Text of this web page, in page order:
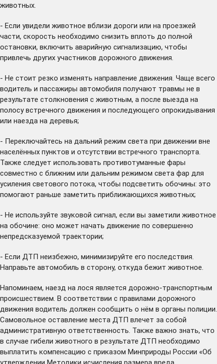
животных.
- Если увидели животное вблизи дороги или на проезжей
части, скорость необходимо снизить вплоть до полной
остановки, включить аварийную сигнализацию, чтобы
привлечь других участников дорожного движения.
- Не стоит резко изменять направление движения. Чаще всего
водитель и пассажиры автомобиля получают травмы не в
результате столкновения с животным, а после выезда на
полосу встречного движения и последующего опрокидывания
или наезда на деревья;
- Переключайтесь на дальний режим света при движении вне
населённых пунктов и отсутствии встречного транспорта.
Также следует использовать противотуманные фары
совместно с ближним или дальним режимом света фар для
усиления светового потока, чтобы подсветить обочины: это
помогают раньше заметить приближающихся животных;
- Не используйте звуковой сигнал, если вы заметили животное
на обочине: оно может начать движение по совершенно
непредсказуемой траектории;
- Если ДТП неизбежно, минимизируйте его последствия.
Направьте автомобиль в сторону, откуда бежит животное.
Напоминаем, наезд на лося является дорожно-транспортным
происшествием. В соответствии с правилами дорожного
движения водитель должен сообщить о нём в органы полиции.
Самовольное оставление места ДТП влечет за собой
административную ответственность. Также важно знать, что
в случае гибели животного в результате ДТП необходимо
выплатить компенсацию с приказом Минприроды России «Об